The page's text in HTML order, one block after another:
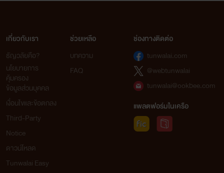
เกี่ยวกับเรา
ธัญวลัยคือ?
นโยบายการ
คุ้มครอง
ข้อมูลส่วนบุคคล
เงื่อนไขและข้อตกลง
Third-Party
Notice
ดาวน์โหลด
Tunwalai Easy
ช่วยเหลือ
บทความ
FAQ
ช่องทางติดต่อ
tunwalai.com
@webtunwalai
tunwalai@ookbee.com
แพลตฟอร์มในเครือ